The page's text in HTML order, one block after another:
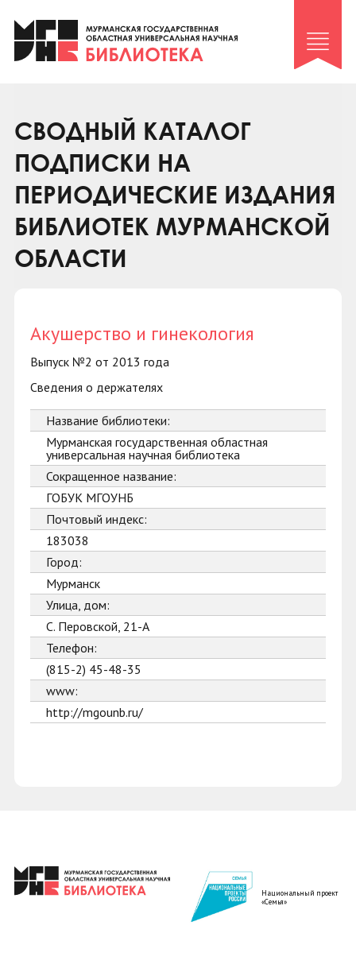
Клуб «Гиря и сельдерей»
Клуб «Семейный архив»
Коллегам
Контакты
СВОДНЫЙ КАТАЛОГ
ПОДПИСКИ НА
ПЕРИОДИЧЕСКИЕ ИЗДАНИЯ
БИБЛИОТЕК МУРМАНСКОЙ
ОБЛАСТИ
Акушерство и гинекология
Выпуск №2 от 2013 года
Сведения о держателях
Название библиотеки:
Мурманская государственная областная
универсальная научная библиотека
Сокращенное название:
ГОБУК МГОУНБ
Почтовый индекс:
183038
Город:
Мурманск
Улица, дом:
С. Перовской, 21-А
Телефон:
(815-2) 45-48-35
www:
http://mgounb.ru/
Национальный проект
«Семья»